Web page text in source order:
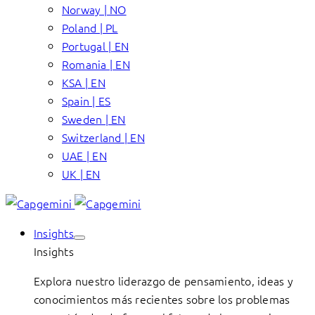
Norway | NO
Poland | PL
Portugal | EN
Romania | EN
KSA | EN
Spain | ES
Sweden | EN
Switzerland | EN
UAE | EN
UK | EN
Insights
Insights
Explora nuestro liderazgo de pensamiento, ideas y
conocimientos más recientes sobre los problemas